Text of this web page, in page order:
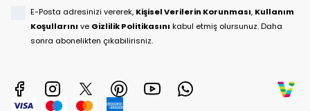
E-Posta adresinizi vererek, Kişisel Verilerin Korunması, Kullanım
Koşullarını ve Gizlilik Politikasını kabul etmiş olursunuz. Daha
sonra abonelikten çıkabilirisniz.